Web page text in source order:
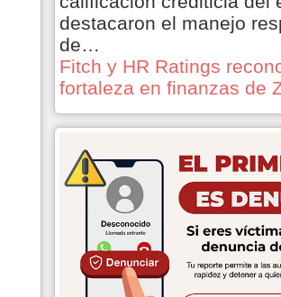
destacaron el manejo
de…
Fitch y HR Ratings
fortaleza en finanzas de